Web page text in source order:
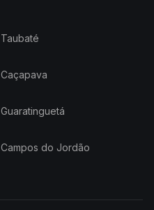
Taubaté
Caçapava
Guaratinguetá
Campos do Jordão